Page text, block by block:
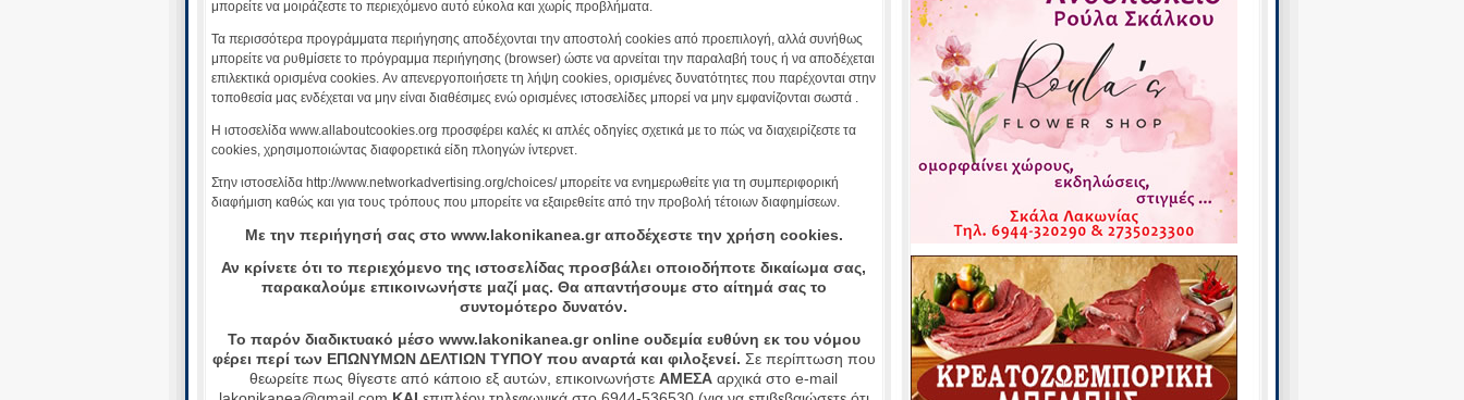
μπορείτε να μοιράζεστε το περιεχόμενο αυτό εύκολα και χωρίς προβλήματα.
Τα περισσότερα προγράμματα περιήγησης αποδέχονται την αποστολή cookies από προεπιλογή, αλλά συνήθως
μπορείτε να ρυθμίσετε το πρόγραμμα περιήγησης (browser) ώστε να αρνείται την παραλαβή τους ή να αποδέχεται
επιλεκτικά ορισμένα cookies. Αν απενεργοποιήσετε τη λήψη cookies, ορισμένες δυνατότητες που παρέχονται στην
τοποθεσία μας ενδέχεται να μην είναι διαθέσιμες ενώ ορισμένες ιστοσελίδες μπορεί να μην εμφανίζονται σωστά .
Η ιστοσελίδα www.allaboutcookies.org προσφέρει καλές κι απλές οδηγίες σχετικά με το πώς να διαχειρίζεστε τα
cookies, χρησιμοποιώντας διαφορετικά είδη πλοηγών ίντερνετ.
Στην ιστοσελίδα http://www.networkadvertising.org/choices/ μπορείτε να ενημερωθείτε για τη συμπεριφορική
διαφήμιση καθώς και για τους τρόπους που μπορείτε να εξαιρεθείτε από την προβολή τέτοιων διαφημίσεων.
Με την περιήγησή σας στο www.lakonikanea.gr αποδέχεστε την χρήση cookies.
Αν κρίνετε ότι το περιεχόμενο της ιστοσελίδας προσβάλει οποιοδήποτε δικαίωμα σας,
παρακαλούμε επικοινωνήστε μαζί μας. Θα απαντήσουμε στο αίτημά σας το
συντομότερο δυνατόν.
Το παρόν διαδικτυακό μέσο www.lakonikanea.gr online ουδεμία ευθύνη εκ του νόμου
φέρει περί των ΕΠΩΝΥΜΩΝ ΔΕΛΤΙΩΝ ΤΥΠΟΥ που αναρτά και φιλοξενεί. Σε περίπτωση που
θεωρείτε πως θίγεστε από κάποιο εξ αυτών, επικοινωνήστε ΑΜΕΣΑ αρχικά στο e-mail